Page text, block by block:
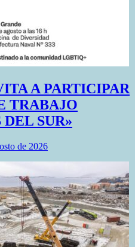
A PARTICIPAR
TRABAJO
SUR»
de 2026